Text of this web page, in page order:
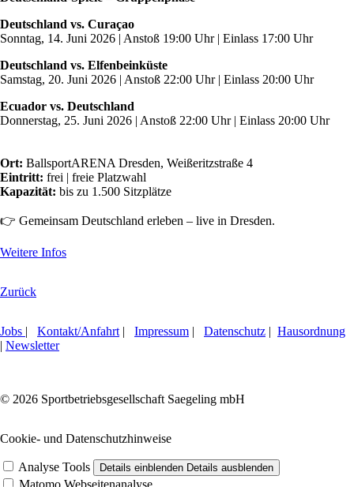
Deutschland vs. Curaçao
Sonntag, 14. Juni 2026 | Anstoß 19:00 Uhr | Einlass 17:00 Uhr
Deutschland vs. Elfenbeinküste
Samstag, 20. Juni 2026 | Anstoß 22:00 Uhr | Einlass 20:00 Uhr
Ecuador vs. Deutschland
Donnerstag, 25. Juni 2026 | Anstoß 22:00 Uhr | Einlass 20:00 Uhr
Ort: BallsportARENA Dresden, Weißeritzstraße 4
Eintritt: frei | freie Platzwahl
Kapazität: bis zu 1.500 Sitzplätze
👉 Gemeinsam Deutschland erleben – live in Dresden.
Weitere Infos
Zurück
Jobs | Kontakt/Anfahrt | Impressum | Datenschutz | Hausordnung
| Newsletter
© 2026 Sportbetriebsgesellschaft Saegeling mbH
Cookie- und Datenschutzhinweise
Analyse Tools Details einblenden Details ausblenden
Matomo Webseitenanalyse